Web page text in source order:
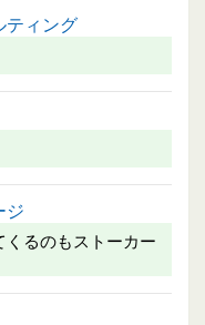
ティング
ジ
くるのもストーカー